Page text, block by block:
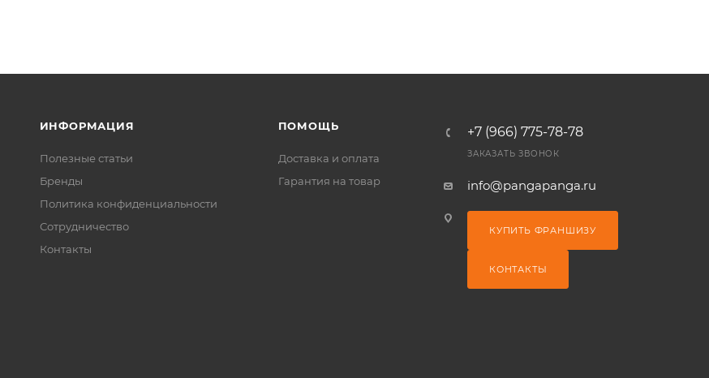
ИНФОРМАЦИЯ
Полезные статьи
Бренды
Политика конфиденциальности
Сотрудничество
Контакты
ПОМОЩЬ
Доставка и оплата
Гарантия на товар
+7 (966) 775-78-78
ЗАКАЗАТЬ ЗВОНОК
info@pangapanga.ru
КУПИТЬ ФРАНШИЗУ
КОНТАКТЫ